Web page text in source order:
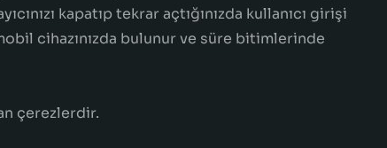
kapatıp tekrar açtığınızda kullanıcı girişi
cihazınızda bulunur ve süre bitimlerinde
çerezlerdir.